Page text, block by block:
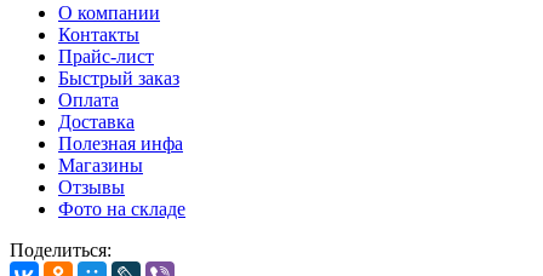
О компании
Контакты
Прайс-лист
Быстрый заказ
Оплата
Доставка
Полезная инфа
Магазины
Отзывы
Фото на складе
Поделиться: